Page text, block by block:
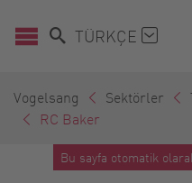
TÜRKÇE
Vogelsang Sektörler
RC Baker
Bu sayfa otomatik